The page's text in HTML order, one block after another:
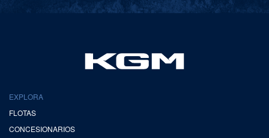
EXPLORA
FLOTAS
CONCESIONARIOS